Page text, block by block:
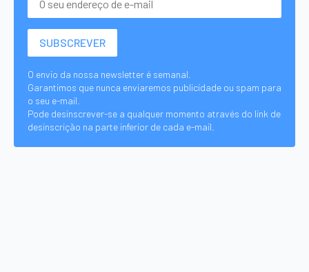
O envio da nossa newsletter é semanal.
Garantimos que nunca enviaremos publicidade ou spam para
o seu e-mail.
Pode desinscrever-se a qualquer momento através do link de
desinscrição na parte inferior de cada e-mail.